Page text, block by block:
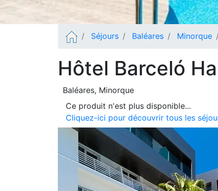
Séjours Baléares Minorque
Hôtel Barceló
Baléares, Minorque
Ce produit n'est plus disponible...
Cliquez-ici pour découvrir tous les